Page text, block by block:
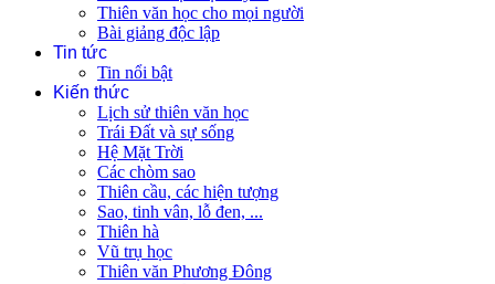
Thiên văn học cho mọi người
Bài giảng độc lập
Tin tức
Tin nổi bật
Kiến thức
Lịch sử thiên văn học
Trái Đất và sự sống
Hệ Mặt Trời
Các chòm sao
Thiên cầu, các hiện tượng
Sao, tinh vân, lỗ đen, ...
Thiên hà
Vũ trụ học
Thiên văn Phương Đông